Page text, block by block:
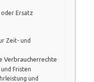
Ersatz
Zeit- und
Verbraucherrechte
Fristen
und